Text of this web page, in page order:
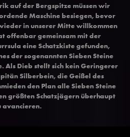
auf der Bergspitze müssen wir
Maschine besiegen, bevor
in unserer Mitte willkommen
offenbar gemeinsam mit der
eine Schatzkiste gefunden,
der sogenannten Sieben Steine
Dieb stellt sich kein Geringerer
Silberbein, die Geißel des
den Plan alle Sieben Steine
größten Schatzjägern überhaupt
avancieren.